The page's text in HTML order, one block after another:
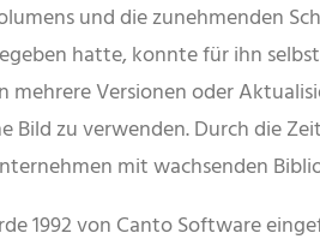
und die zunehmenden
hatte, konnte für ihn
Versionen oder
Bild zu verwenden. Durch die
mit wachsenden
1992 von Canto Software